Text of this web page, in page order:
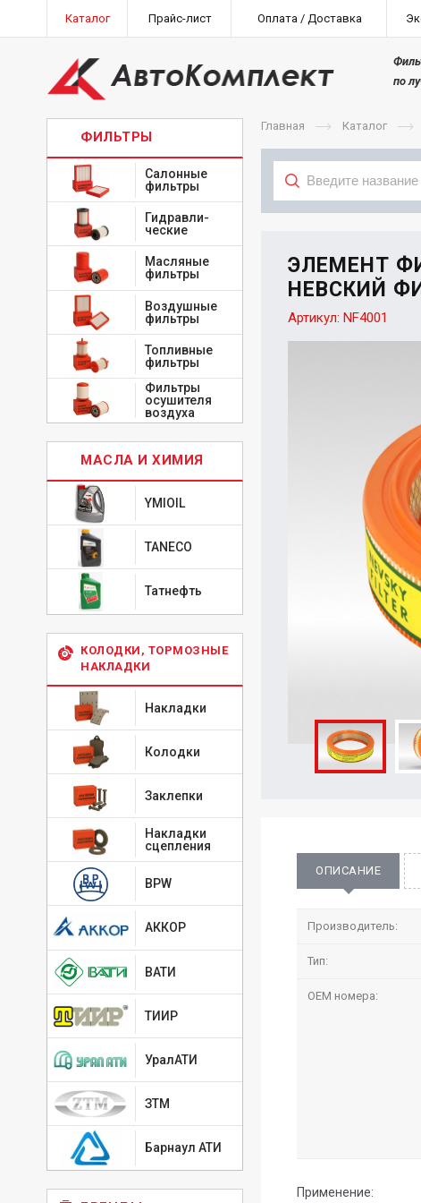
Каталог Прайс-лист Оплата / Доставка
по
ФИЛЬТРЫ
Салонные
фильтры
Гидравли-
ческие
Масляные
фильтры
Воздушные
фильтры
Топливные
фильтры
Фильтры
осушителя
воздуха
МАСЛА И ХИМИЯ
YMIOIL
TANECO
Татнефть
КОЛОДКИ, ТОРМОЗНЫЕ
НАКЛАДКИ
Накладки
Колодки
Заклепки
Накладки
сцепления
BPW
АККОР
ВАТИ
ТИИР
УралАТИ
ЗТМ
Барнаул АТИ
Главная Каталог
ЭЛЕМЕНТ
НЕВСКИЙ
Артикул: NF4001
ОПИСАНИЕ
Производитель:
Тип:
OEM номера:
Применение: